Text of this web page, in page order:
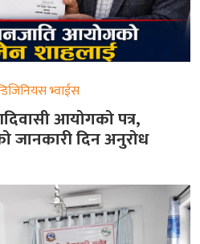
भ्वाईस
आयोगको पत्र,
जानकारी दिन अनुरोध